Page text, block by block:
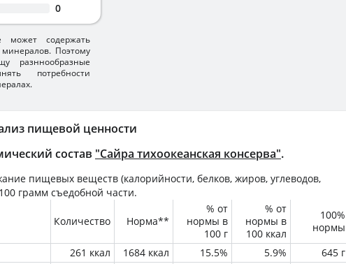
пищевой ценности
состав "Сайра тихоокеанская консерва".
пищевых веществ (калорийности, белков, жиров, углеводов,
100 грамм съедобной части.
Количество Норма**
% от
нормы в
100 г
% от
нормы в
100 ккал
100%
нормы
261 ккал 1684 ккал 15.5% 5.9%
645 г
0
может содержать
Поэтому
разннообразные
потребности